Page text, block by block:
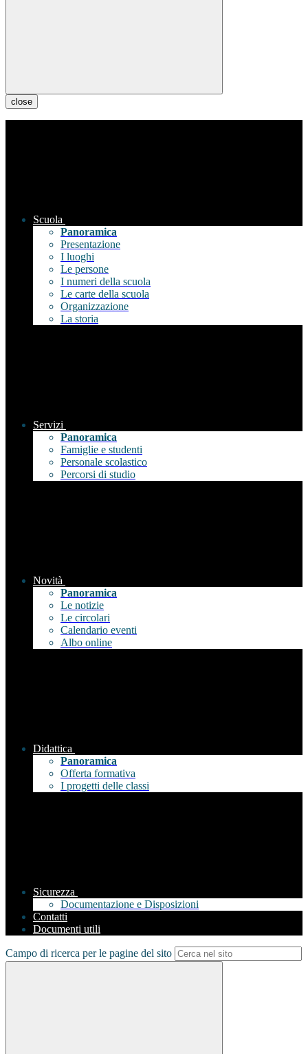
close
Scuola
Panoramica
Presentazione
I luoghi
Le persone
I numeri della scuola
Le carte della scuola
Organizzazione
La storia
Servizi
Panoramica
Famiglie e studenti
Personale scolastico
Percorsi di studio
Novità
Panoramica
Le notizie
Le circolari
Calendario eventi
Albo online
Didattica
Panoramica
Offerta formativa
I progetti delle classi
Sicurezza
Documentazione e Disposizioni
Contatti
Documenti utili
Campo di ricerca per le pagine del sito